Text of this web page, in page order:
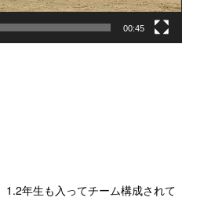
00:45
1.2年生も入ってチーム構成されて